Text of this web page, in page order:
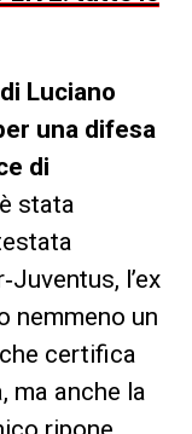
Luciano
una difesa
di
stata
l’ex
nemmeno un
certifica
ma anche la